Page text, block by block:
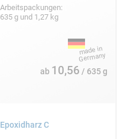
Arbeitspackungen:
635 g und 1,27 kg
ab 10,56 / 635 g
Epoxidharz C